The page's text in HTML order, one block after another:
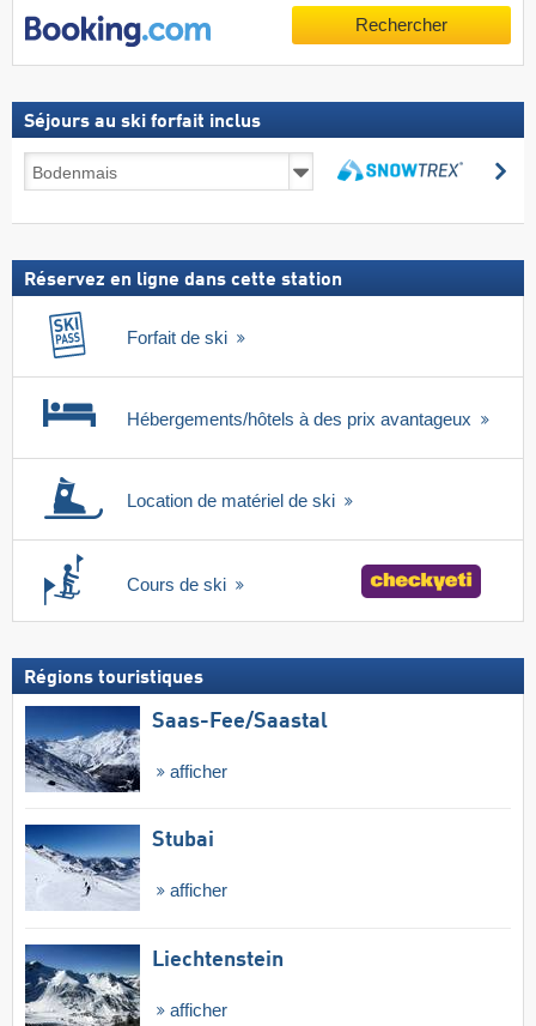
Rechercher
Séjours au ski forfait inclus
Séjours
au
forfait
Réservez en ligne dans cette station
Forfait de ski
Hébergements/hôtels à des prix avantageux
Location de matériel de ski
Cours de ski
Régions touristiques
Saas-Fee/​Saastal
afficher
Stubai
afficher
Liechtenstein
afficher